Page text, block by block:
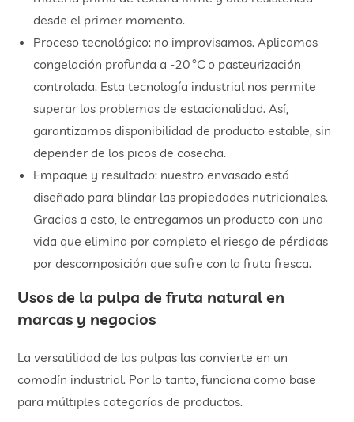
desde el primer momento.
Proceso tecnológico: no improvisamos. Aplicamos
congelación profunda a -20 °C o pasteurización
controlada. Esta tecnología industrial nos permite
superar los problemas de estacionalidad. Así,
garantizamos disponibilidad de producto estable, sin
depender de los picos de cosecha.
Empaque y resultado: nuestro envasado está
diseñado para blindar las propiedades nutricionales.
Gracias a esto, le entregamos un producto con una
vida que elimina por completo el riesgo de pérdidas
por descomposición que sufre con la fruta fresca.
Usos de la pulpa de fruta natural en
marcas y negocios
La versatilidad de las pulpas las convierte en un
comodín industrial. Por lo tanto, funciona como base
para múltiples categorías de productos.